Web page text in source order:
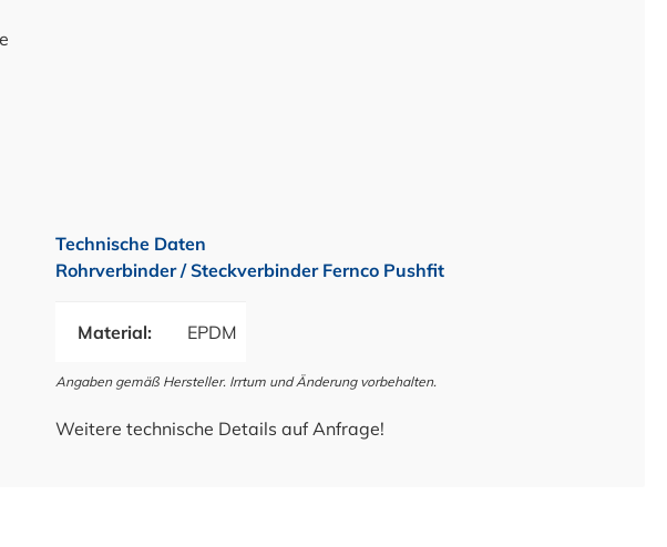
Technische Daten
Rohrverbinder / Steckverbinder Fernco Pushfit
Material: EPDM
Angaben gemäß Hersteller. Irrtum und Änderung vorbehalten.
Weitere technische Details auf Anfrage!